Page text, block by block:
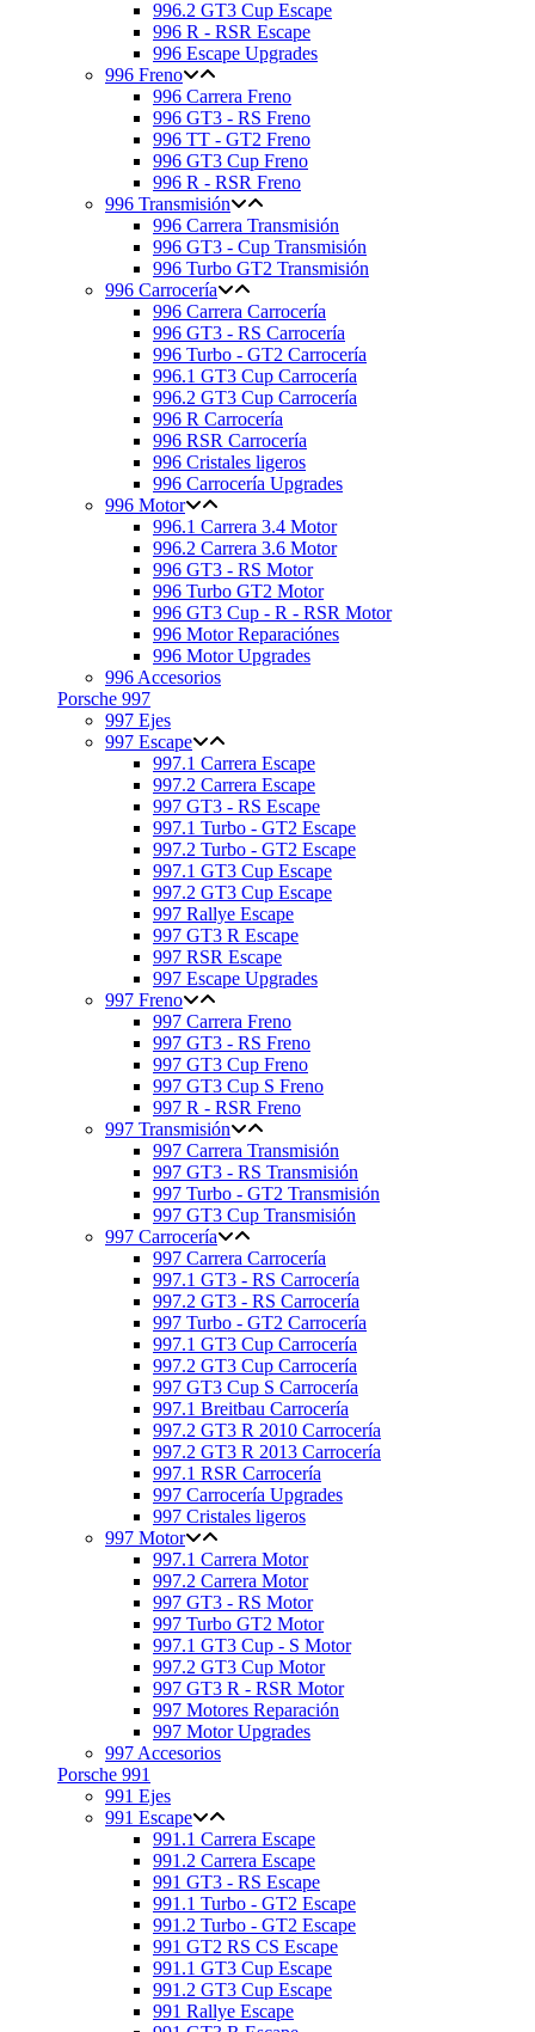
996.2 GT3 Cup Escape
996 R - RSR Escape
996 Escape Upgrades
996 Freno
996 Carrera Freno
996 GT3 - RS Freno
996 TT - GT2 Freno
996 GT3 Cup Freno
996 R - RSR Freno
996 Transmisión
996 Carrera Transmisión
996 GT3 - Cup Transmisión
996 Turbo GT2 Transmisión
996 Carrocería
996 Carrera Carrocería
996 GT3 - RS Carrocería
996 Turbo - GT2 Carrocería
996.1 GT3 Cup Carrocería
996.2 GT3 Cup Carrocería
996 R Carrocería
996 RSR Carrocería
996 Cristales ligeros
996 Carrocería Upgrades
996 Motor
996.1 Carrera 3.4 Motor
996.2 Carrera 3.6 Motor
996 GT3 - RS Motor
996 Turbo GT2 Motor
996 GT3 Cup - R - RSR Motor
996 Motor Reparaciónes
996 Motor Upgrades
996 Accesorios
Porsche 997
997 Ejes
997 Escape
997.1 Carrera Escape
997.2 Carrera Escape
997 GT3 - RS Escape
997.1 Turbo - GT2 Escape
997.2 Turbo - GT2 Escape
997.1 GT3 Cup Escape
997.2 GT3 Cup Escape
997 Rallye Escape
997 GT3 R Escape
997 RSR Escape
997 Escape Upgrades
997 Freno
997 Carrera Freno
997 GT3 - RS Freno
997 GT3 Cup Freno
997 GT3 Cup S Freno
997 R - RSR Freno
997 Transmisión
997 Carrera Transmisión
997 GT3 - RS Transmisión
997 Turbo - GT2 Transmisión
997 GT3 Cup Transmisión
997 Carrocería
997 Carrera Carrocería
997.1 GT3 - RS Carrocería
997.2 GT3 - RS Carrocería
997 Turbo - GT2 Carrocería
997.1 GT3 Cup Carrocería
997.2 GT3 Cup Carrocería
997 GT3 Cup S Carrocería
997.1 Breitbau Carrocería
997.2 GT3 R 2010 Carrocería
997.2 GT3 R 2013 Carrocería
997.1 RSR Carrocería
997 Carrocería Upgrades
997 Cristales ligeros
997 Motor
997.1 Carrera Motor
997.2 Carrera Motor
997 GT3 - RS Motor
997 Turbo GT2 Motor
997.1 GT3 Cup - S Motor
997.2 GT3 Cup Motor
997 GT3 R - RSR Motor
997 Motores Reparación
997 Motor Upgrades
997 Accesorios
Porsche 991
991 Ejes
991 Escape
991.1 Carrera Escape
991.2 Carrera Escape
991 GT3 - RS Escape
991.1 Turbo - GT2 Escape
991.2 Turbo - GT2 Escape
991 GT2 RS CS Escape
991.1 GT3 Cup Escape
991.2 GT3 Cup Escape
991 Rallye Escape